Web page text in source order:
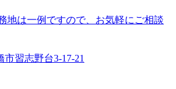
地は一例ですので、お気軽にご相談
習志野台3-17-21